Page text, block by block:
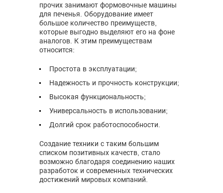
прочих занимают формовочные машины
для печенья. Оборудование имеет
большое количество преимуществ,
которые выгодно выделяют его на фоне
аналогов. К этим преимуществам
относится:
Простота в эксплуатации;
Надежность и прочность конструкции;
Высокая функциональность;
Универсальность в использовании;
Долгий срок работоспособности.
Создание техники с таким большим
списком позитивных качеств, стало
возможно благодаря соединению наших
разработок и современных технических
достижений мировых компаний.